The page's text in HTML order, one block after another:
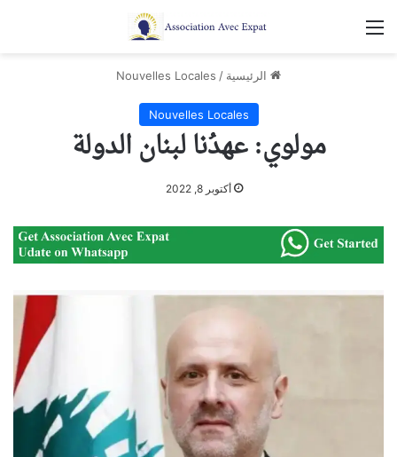
القائمة
الرئيسية /
Nouvelles Locales
Nouvelles Locales
مولوي: عهدُنا لبنان الدولة
أكتوبر 8, 2022